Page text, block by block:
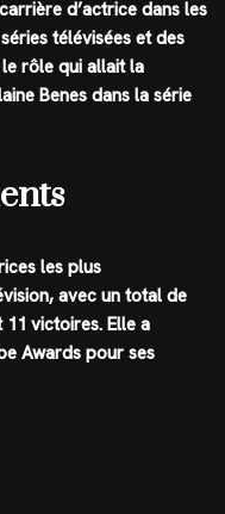
d’actrice dans les
télévisées et des
le rôle qui allait la
Benes dans la série
les plus
avec un total de
11 victoires. Elle a
Awards pour ses